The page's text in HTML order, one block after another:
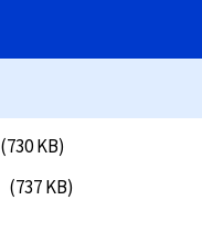
(730 KB)
(737 KB)